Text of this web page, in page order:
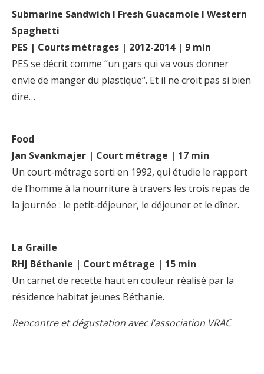
Submarine Sandwich I Fresh Guacamole I Western
Spaghetti
PES | Courts métrages | 2012-2014 | 9 min
PES se décrit comme “un gars qui va vous donner
envie de manger du plastique“. Et il ne croit pas si bien
dire…
Food
Jan Svankmajer | Court métrage | 17 min
Un court-métrage sorti en 1992, qui étudie le rapport
de l’homme à la nourriture à travers les trois repas de
la journée : le petit-déjeuner, le déjeuner et le dîner.
La Graille
RHJ Béthanie | Court métrage | 15 min
Un carnet de recette haut en couleur réalisé par la
résidence habitat jeunes Béthanie.
Rencontre et dégustation avec l’association VRAC